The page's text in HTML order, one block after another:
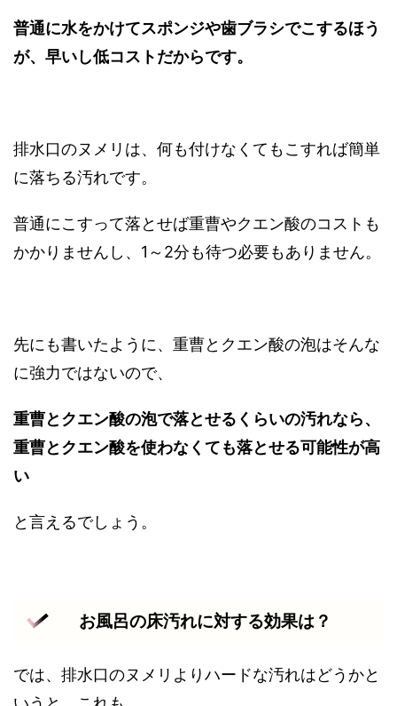
普通に水をかけてスポンジや歯ブラシでこするほう
が、早いし低コストだからです。
排水口のヌメリは、何も付けなくてもこすれば簡単
に落ちる汚れです。
普通にこすって落とせば重曹やクエン酸のコストも
かかりませんし、1～2分も待つ必要もありません。
先にも書いたように、重曹とクエン酸の泡はそんな
に強力ではないので、
重曹とクエン酸の泡で落とせるくらいの汚れなら、
重曹とクエン酸を使わなくても落とせる可能性が高
い
と言えるでしょう。
お風呂の床汚れに対する効果は？
では、排水口のヌメリよりハードな汚れはどうかと